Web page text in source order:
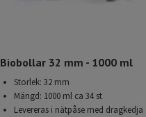
Biobollar 32 mm - 1000 ml
Storlek: 32 mm
Mängd: 1000 ml ca 34 st
Levereras i nätpåse med dragkedja